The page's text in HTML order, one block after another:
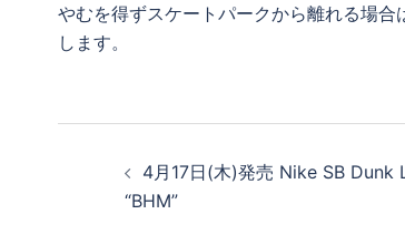
やむを得ずスケートパークから離れる場
します。
4月17日(木)発売 Nike SB Dunk
“BHM”